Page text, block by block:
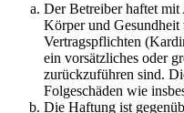
Der Betreiber haftet mit
Körper und Gesundheit
Vertragspflichten
ein vorsätzliches oder
zurückzuführen sind.
Folgeschäden wie
Die Haftung ist